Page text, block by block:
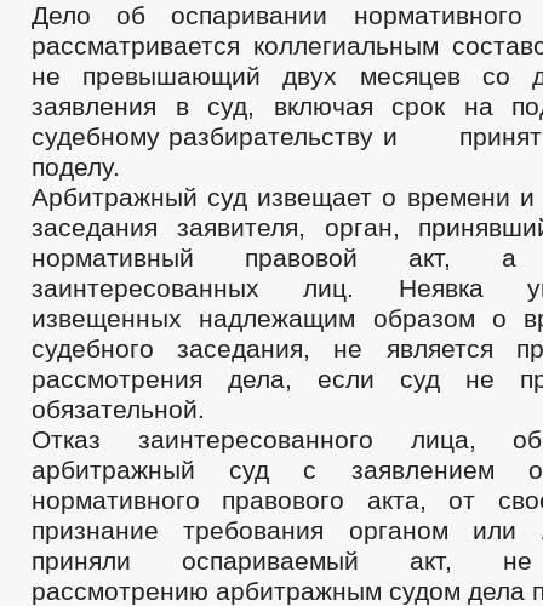
Дело об оспаривании нормативного
рассматривается коллегиальным
не превышающий двух месяцев со
заявления в суд, включая срок на
судебному разбирательству и
поделу.
Арбитражный суд извещает о времени и
заседания заявителя, орган,
нормативный правовой акт,
заинтересованных лиц. Неявка
извещенных надлежащим образом о
судебного заседания, не является
рассмотрения дела, если суд не
обязательной.
Отказ заинтересованного лица,
арбитражный суд с заявлением
нормативного правового акта, от
признание требования органом или
приняли оспариваемый акт, не
рассмотрению арбитражным судом дела